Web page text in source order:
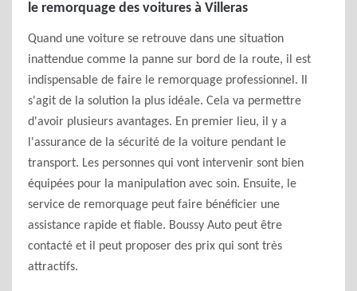
le remorquage des voitures à Villeras
Quand une voiture se retrouve dans une situation
inattendue comme la panne sur bord de la route, il est
indispensable de faire le remorquage professionnel. Il
s'agit de la solution la plus idéale. Cela va permettre
d'avoir plusieurs avantages. En premier lieu, il y a
l'assurance de la sécurité de la voiture pendant le
transport. Les personnes qui vont intervenir sont bien
équipées pour la manipulation avec soin. Ensuite, le
service de remorquage peut faire bénéficier une
assistance rapide et fiable. Boussy Auto peut être
contacté et il peut proposer des prix qui sont très
attractifs.